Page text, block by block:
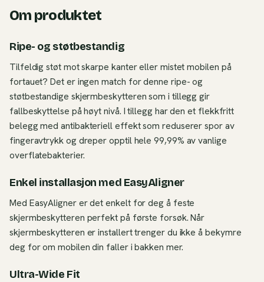
Om produktet
Ripe- og støtbestandig
Tilfeldig støt mot skarpe kanter eller mistet mobilen på
fortauet? Det er ingen match for denne ripe- og
støtbestandige skjermbeskytteren som i tillegg gir
fallbeskyttelse på høyt nivå. I tillegg har den et flekkfritt
belegg med antibakteriell effekt som reduserer spor av
fingeravtrykk og dreper opptil hele 99,99% av vanlige
overflatebakterier.
Enkel installasjon med EasyAligner
Med EasyAligner er det enkelt for deg å feste
skjermbeskytteren perfekt på første forsøk. Når
skjermbeskytteren er installert trenger du ikke å bekymre
deg for om mobilen din faller i bakken mer.
Ultra-Wide Fit